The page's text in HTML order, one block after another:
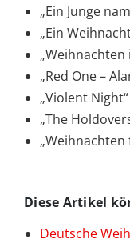
„Ein Junge
„Ein
„Red One –
„Violent Night“
„The
„Weihnachten
Diese Artikel
Deutsche